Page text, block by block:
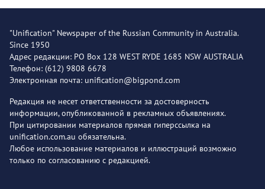
"Unification" Newspaper of the Russian Community in Australia.
Since 1950
Адрес редакции: PO Box 128 WEST RYDE 1685 NSW AUSTRALIA
Телефон: (612) 9808 6678
Электронная почта: unification@bigpond.com
Редакция не несет ответственности за достоверность
информации, опубликованной в рекламных объявлениях.
При цитировании материалов прямая гиперссылка на
unification.com.au обязательна.
Любое использование материалов и иллюстраций возможно
только по согласованию с редакцией.